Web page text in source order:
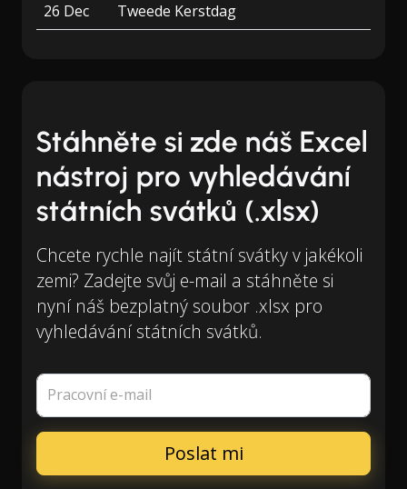
26 Dec
Tweede Kerstdag
Stáhněte si zde náš Excel
nástroj pro vyhledávání
státních svátků (.xlsx)
Chcete rychle najít státní svátky v jakékoli
zemi? Zadejte svůj e-mail a stáhněte si
nyní náš bezplatný soubor .xlsx pro
vyhledávání státních svátků.
Pracovní e-mail